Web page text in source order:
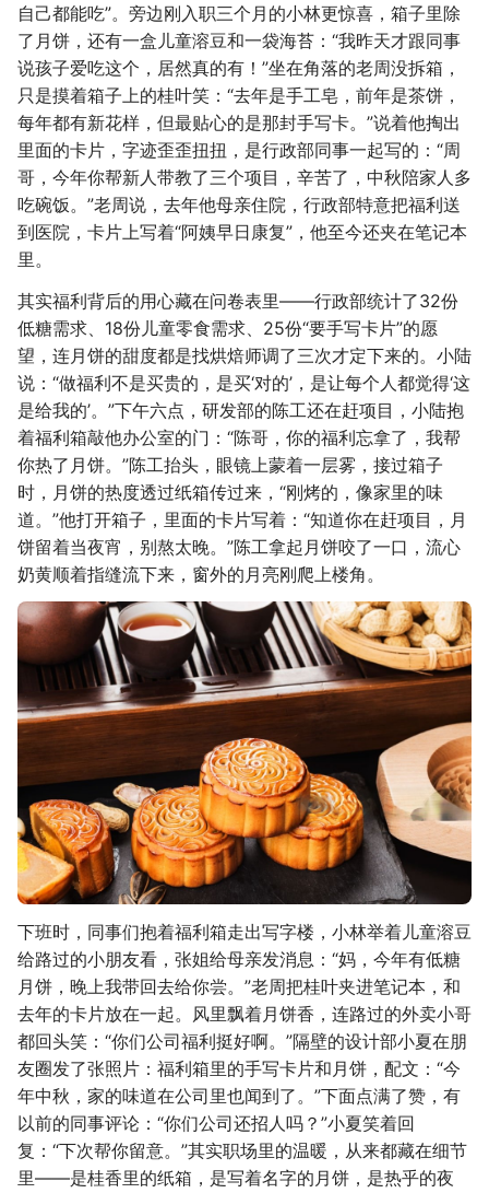
自己都能吃”。旁边刚入职三个月的小林更惊喜，箱子里除
了月饼，还有一盒儿童溶豆和一袋海苔：“我昨天才跟同事
说孩子爱吃这个，居然真的有！”坐在角落的老周没拆箱，
只是摸着箱子上的桂叶笑：“去年是手工皂，前年是茶饼，
每年都有新花样，但最贴心的是那封手写卡。”说着他掏出
里面的卡片，字迹歪歪扭扭，是行政部同事一起写的：“周
哥，今年你帮新人带教了三个项目，辛苦了，中秋陪家人多
吃碗饭。”老周说，去年他母亲住院，行政部特意把福利送
到医院，卡片上写着“阿姨早日康复”，他至今还夹在笔记本
里。
其实福利背后的用心藏在问卷表里——行政部统计了32份
低糖需求、18份儿童零食需求、25份“要手写卡片”的愿
望，连月饼的甜度都是找烘焙师调了三次才定下来的。小陆
说：“做福利不是买贵的，是买‘对的’，是让每个人都觉得‘这
是给我的’。”下午六点，研发部的陈工还在赶项目，小陆抱
着福利箱敲他办公室的门：“陈哥，你的福利忘拿了，我帮
你热了月饼。”陈工抬头，眼镜上蒙着一层雾，接过箱子
时，月饼的热度透过纸箱传过来，“刚烤的，像家里的味
道。”他打开箱子，里面的卡片写着：“知道你在赶项目，月
饼留着当夜宵，别熬太晚。”陈工拿起月饼咬了一口，流心
奶黄顺着指缝流下来，窗外的月亮刚爬上楼角。
下班时，同事们抱着福利箱走出写字楼，小林举着儿童溶豆
给路过的小朋友看，张姐给母亲发消息：“妈，今年有低糖
月饼，晚上我带回去给你尝。”老周把桂叶夹进笔记本，和
去年的卡片放在一起。风里飘着月饼香，连路过的外卖小哥
都回头笑：“你们公司福利挺好啊。”隔壁的设计部小夏在朋
友圈发了张照片：福利箱里的手写卡片和月饼，配文：“今
年中秋，家的味道在公司里也闻到了。”下面点满了赞，有
以前的同事评论：“你们公司还招人吗？”小夏笑着回
复：“下次帮你留意。”其实职场里的温暖，从来都藏在细节
里——是桂香里的纸箱，是写着名字的月饼，是热乎的夜